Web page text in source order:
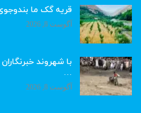
قریه گک ما
آگوست 8, 2026
با شهروند
…
آگوست 8, 2026